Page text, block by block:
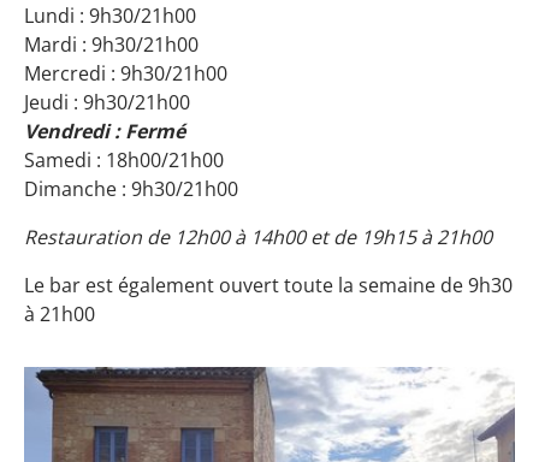
Lundi : 9h30/21h00
Mardi : 9h30/21h00
Mercredi : 9h30/21h00
Jeudi : 9h30/21h00
Vendredi : Fermé
Samedi : 18h00/21h00
Dimanche : 9h30/21h00
Restauration de 12h00 à 14h00 et de 19h15 à 21h00
Le bar est également ouvert toute la semaine de 9h30
à 21h00